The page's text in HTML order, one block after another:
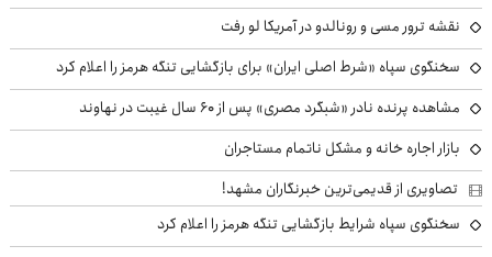
نقشه ترور مسی و رونالدو در آمریکا لو رفت
سخنگوی سپاه «شرط اصلی ایران» برای بازگشایی تنگه هرمز را اعلام کرد
مشاهده پرنده نادر «شبگرد مصری» پس از ۶۰ سال غیبت در نهاوند
بازار اجاره خانه و مشکل ناتمام مستاجران
تصاویری از قدیمی‌ترین خبرنگاران مشهد!
سخنگوی سپاه شرایط بازگشایی تنگه هرمز را اعلام کرد